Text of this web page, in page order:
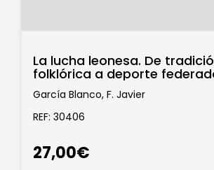
La lucha leonesa. De
folklórica a deporte
García Blanco, F. Javier
REF: 30406
27,00€